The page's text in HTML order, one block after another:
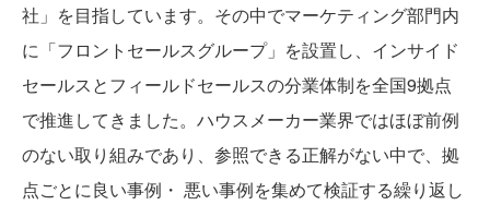
社」を目指しています。その中でマーケティング部門内
に「フロントセールスグループ」を設置し、インサイド
セールスとフィールドセールスの分業体制を全国9拠点
で推進してきました。ハウスメーカー業界ではほぼ前例
のない取り組みであり、参照できる正解がない中で、拠
点ごとに良い事例・ 悪い事例を集めて検証する繰り返し